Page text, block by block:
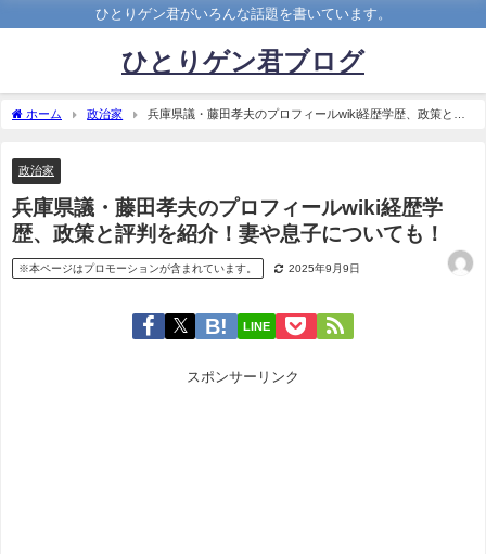
ひとりゲン君がいろんな話題を書いています。
ひとりゲン君ブログ
ホーム 政治家
兵庫県議・藤田孝夫のプロフィールwiki経歴学歴、政策と評
政治家
兵庫県議・藤田孝夫のプロフィールwiki経歴学
歴、政策と評判を紹介！妻や息子についても！
※本ページはプロモーションが含まれています。 2025年9月9日
LINE
スポンサーリンク